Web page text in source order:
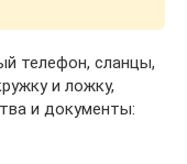
телефон, сланцы,
и ложку,
и документы: